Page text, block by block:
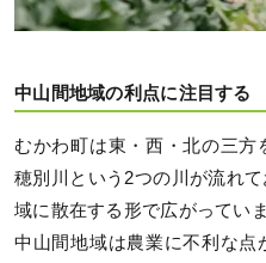
中山間地域の利点に注目する
むかわ町は東・西・北の三方
穂別川という2つの川が流れ
域に散在する形で広がっていま
中山間地域は農業に不利な点